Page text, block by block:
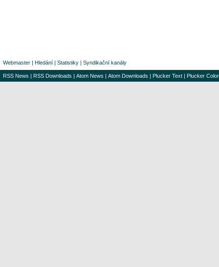
Webmaster | Hledání | Statistiky | Syndikační kanály
RSS News | RSS Downloads | Atom News | Atom Downloads | Plucker Text | Plucker Color